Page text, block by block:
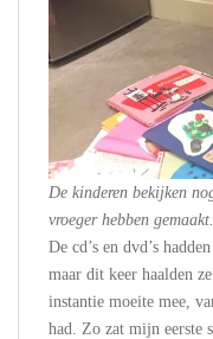
De kinderen bekijken
vroeger hebben gemaakt.
De cd’s en dvd’s
maar dit keer haalden
instantie moeite mee,
had. Zo zat mijn eerste